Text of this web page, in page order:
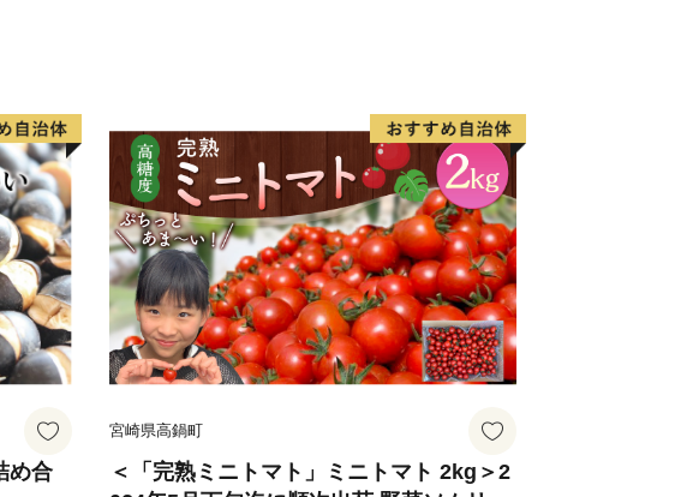
め合
宮崎県高鍋町
＜「完熟ミニトマト」ミニトマト 2kg＞2